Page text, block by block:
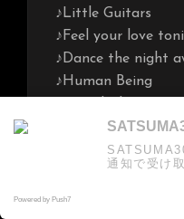
♪Little Guitars
♪Feel your love
♪Dance the night
♪Human Being
♪Running With
♪JUMP New!!!
♪Light Up the sky
♪She’s The Woman
通知で受け
Powered by Push7